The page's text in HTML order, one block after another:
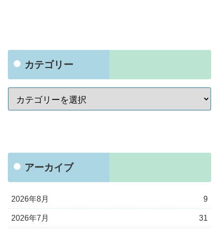
カテゴリー
アーカイブ
2026年8月 9
2026年7月 31